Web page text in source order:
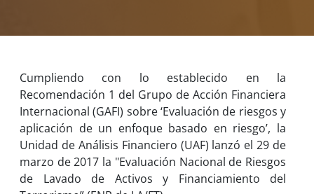
Cumpliendo con lo establecido en la
Recomendación 1 del Grupo de Acción Financiera
Internacional (GAFI) sobre ‘Evaluación de riesgos y
aplicación de un enfoque basado en riesgo’, la
Unidad de Análisis Financiero (UAF) lanzó el 29 de
marzo de 2017 la "Evaluación Nacional de Riesgos
de Lavado de Activos y Financiamiento del